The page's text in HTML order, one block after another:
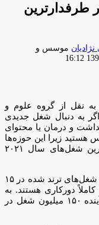
طرفدارترین
موسس و
نقل از گروه علوم و
به دنبال شغل جدیدی
و درمان یا محتوای
زیرا این حوزه‌ها
در لیست پیش‌بینی‌های لینکداین برای داغ‌ترین شغل‌های سال ۲۰۲۱
بر اساس تجزیه تحلیل‌های به عمل آمده روی شغل‌های ترند شده در ۱۵
کشور جهان، داغ‌ترین شغل‌ها در سال ۲۰۲۱ کاملاً دورکاری هستند. به
همین دلیل پیش‌بینی شده که در پنج سال آینده ۱۵۰ میلیون شغل در